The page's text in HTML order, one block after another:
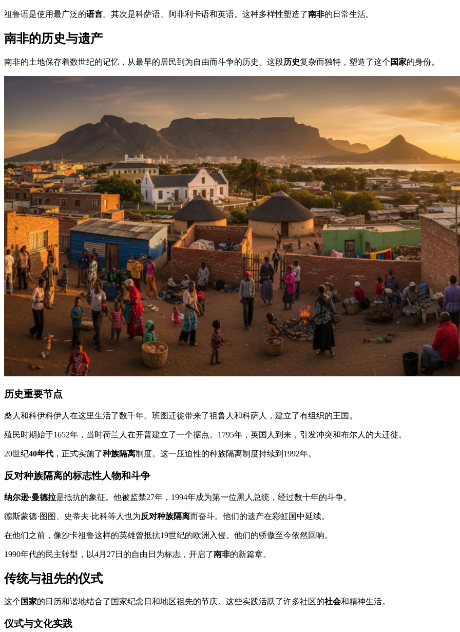
祖鲁语是使用最广泛的语言。其次是科萨语、阿非利卡语和英语。这种多样性塑造了南非的日常生活。
南非的历史与遗产
南非的土地保存着数世纪的记忆，从最早的居民到为自由而斗争的历史。这段历史复杂而独特，塑造了这个 国家的身份。
历史重要节点
桑人和科伊科伊人在这里生活了数千年。班图迁徙带来了祖鲁人和科萨人，建立了有组织的王国。
殖民时期始于1652年，当时荷兰人在开普建立了一个据点。1795年，英国人到来，引发冲突和布尔人的大迁徙。
20世纪40年代 ，正式实施了种族隔离制度。这一压迫性的种族隔离制度持续到1992年。
反对种族隔离的标志性人物和斗争
纳尔逊·曼德拉是抵抗的象征。他被监禁27年，1994年成为第一位黑人总统，经过数十年的斗争。
德斯蒙德·图图、史蒂夫·比科等人也为反对种族隔离而奋斗。他们的遗产在彩虹国中延续。
在他们之前，像沙卡祖鲁这样的英雄曾抵抗19世纪的欧洲入侵。他们的骄傲至今依然回响。
1990年代的民主转型，以4月27日的自由日为标志，开启了南非的新篇章。
传统与祖先的仪式
这个 国家的日历和谐地结合了国家纪念日和地区祖先的节庆。这些实践活跃了许多社区的社会和精神生活。
仪式与文化实践